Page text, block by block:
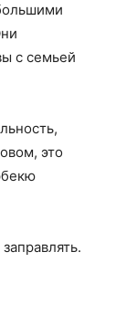
с семьей
это